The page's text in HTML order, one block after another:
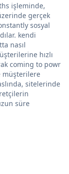
işleminde,
gerçek
sosyal
kendi
nasıl
hızlı
coming to powr
müşterilere
sitelerinde
süre